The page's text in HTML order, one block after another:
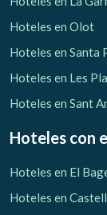
Hoteles en Olot
Hoteles en Santa
Hoteles en Les
Hoteles en Sant
Hoteles con
Hoteles en El
Hoteles en